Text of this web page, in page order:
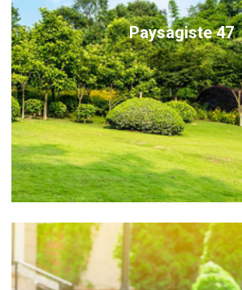
Paysagiste 47